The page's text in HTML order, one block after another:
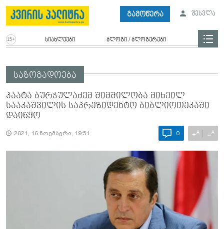
გამოწერა შესვლა
სიახლეები ბლოგი / ბლოგერები
საზოგადოება
პაატა ბურჭულაძემ შიმშილობა მიხეილ
სააკაშვილის საპრეზიდენტო ბიბლიოთეკაში
დაიწყო
2021, 16 ნოემბერი, 19:51 0 +A −A